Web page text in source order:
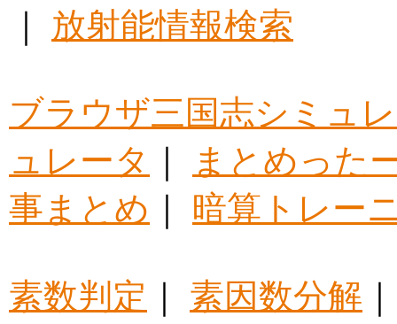
放射能情報検索
ブラウザ三国志シミュ
ュレータ
まとめった
事まとめ
暗算トレー
素数判定 素因数分解